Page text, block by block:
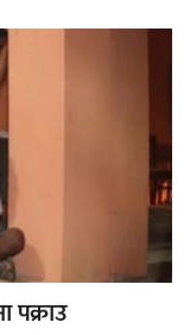
पक्राउ